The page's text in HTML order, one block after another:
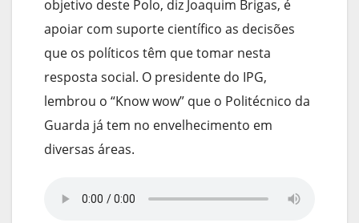
objetivo deste Polo, diz Joaquim Brigas, é
apoiar com suporte científico as decisões
que os políticos têm que tomar nesta
resposta social. O presidente do IPG,
lembrou o “Know wow” que o Politécnico da
Guarda já tem no envelhecimento em
diversas áreas.